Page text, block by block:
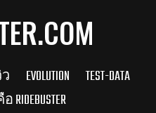
EVOLUTION
TEST-DATA
RIDEBUSTER